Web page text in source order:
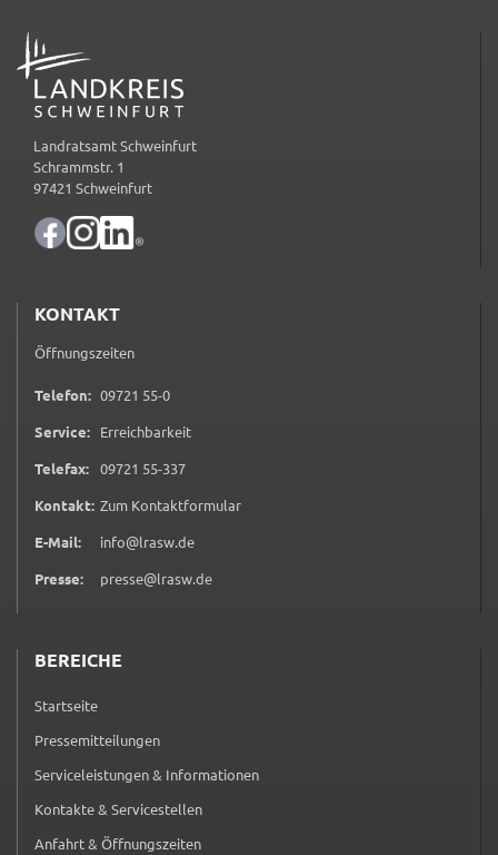
ADRESSE
Landratsamt Schweinfurt
Schrammstr. 1
97421 Schweinfurt
KONTAKT
Öffnungszeiten
Telefon: 09721 55-00 9 7 2 1 5 5 0
Service: Erreichbarkeit
Telefax: 09721 55-3370 9 7 2 1 5 5 3 3 7
Kontakt: Zum Kontaktformular(öffnet in neuem Tab)
E-Mail:
info@lrasw.de
Presse:
presse@lrasw.de
BEREICHE
Startseite
Pressemitteilungen
Serviceleistungen & Informationen
Kontakte & Servicestellen
Anfahrt & Öffnungszeiten
Name:
_pk_ses
Anbieter:
Zweck:
Session